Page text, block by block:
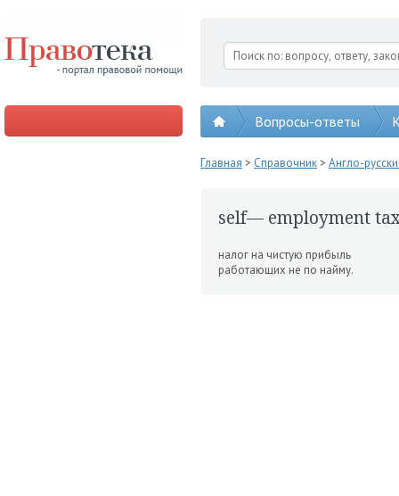
Вопросы-ответы
Главная > Справочник> Англо-
self— employment
налог на чистую прибыль
работающих не по найму.